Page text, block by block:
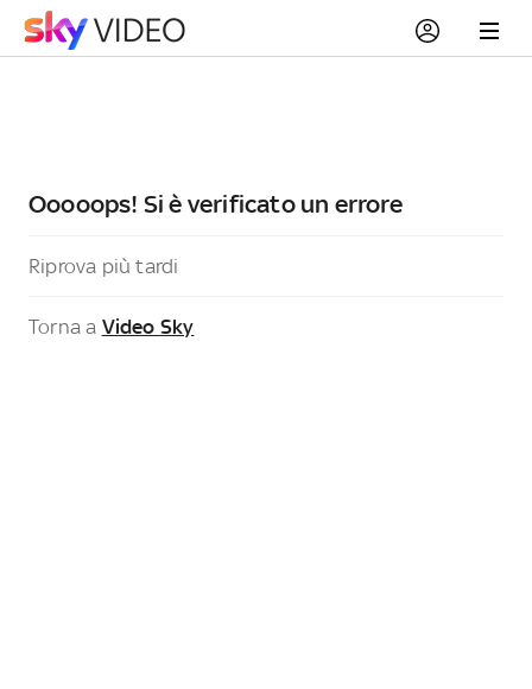
Ooooops! Si è verificato un errore
Riprova più tardi
Torna a Video Sky